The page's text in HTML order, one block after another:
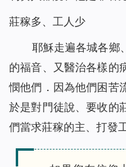
莊稼多、工人少
耶穌走遍各城各鄉
的福音、又醫治各樣的
憫他們．因為他們困苦
於是對門徒說、要收的
們當求莊稼的主、打發